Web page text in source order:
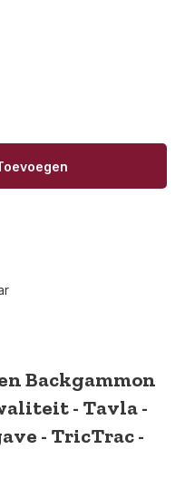
Backgammon
- Tavla -
- TricTrac -